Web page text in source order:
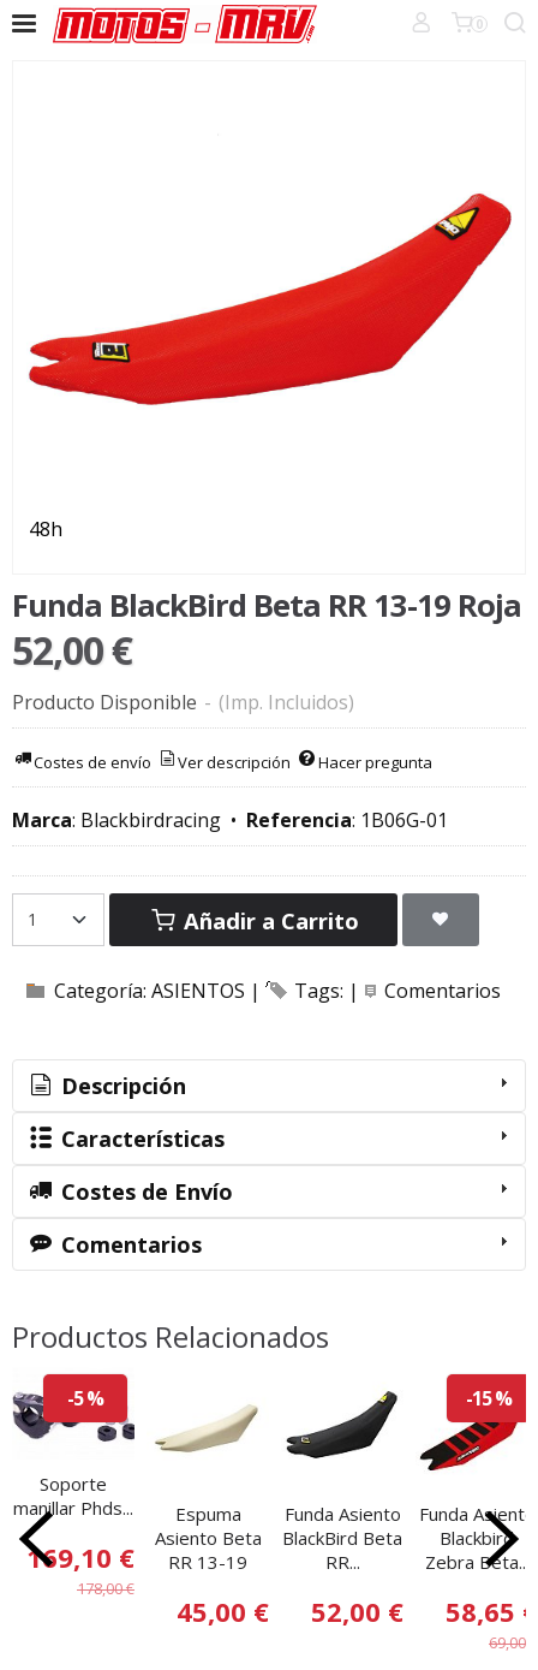
0
48h
Funda BlackBird Beta RR 13-19 Roja
52,00 €
Producto Disponible - (Imp. Incluidos)
Costes de envío Ver descripción Hacer pregunta
Marca: Blackbirdracing • Referencia: 1B06G-01
Añadir a Carrito
Categoría: ASIENTOS | Tags: | Comentarios
Descripción
Características
Costes de Envío
Comentarios
Productos Relacionados
-5 %
Soporte
manillar Phds...
169,10 €
178,00 €
Espuma
Asiento Beta
RR 13-19
45,00 €
Funda Asiento
BlackBird Beta
RR...
52,00 €
-15 %
Funda Asiento
Blackbird
Zebra Beta...
58,65 €
69,00 €